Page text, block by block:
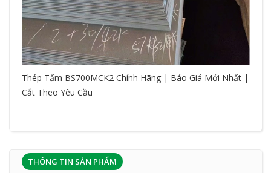
Thép Tấm BS700MCK2 Chính Hãng | Báo Giá Mới Nhất |
Cắt Theo Yêu Cầu
THÔNG TIN SẢN PHẨM